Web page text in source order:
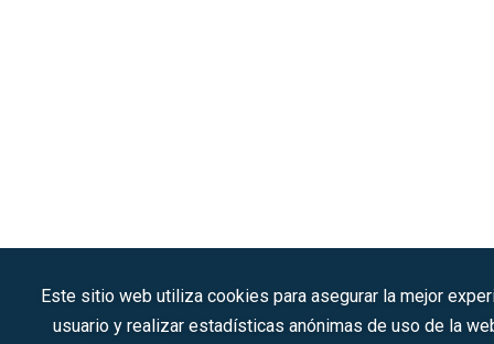
Este sitio web utiliza cookies para asegurar la mejor
usuario y realizar estadísticas anónimas de uso de la